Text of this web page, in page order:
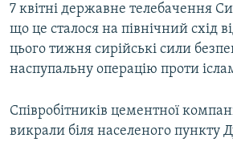
ДЕПОРТАЦІЯ
ВІДЕОУРОКИ «ELIFBE»
СВІДЧЕННЯ ОКУПАЦІЇ
УКРАЇНСЬКА ПРОБЛЕМА КРИМУ
ІНФОГРАФІКА
ЯК ОБІЙТИ БЛОКУВАННЯ
Русский
ДОЛУЧАЙСЯ!
7 квітні державне телебачення
що це сталося на північний схід
цього тижня сирійські сили
наспупальну операцію проти
Співробітників цементної
викрали біля населеного пункту